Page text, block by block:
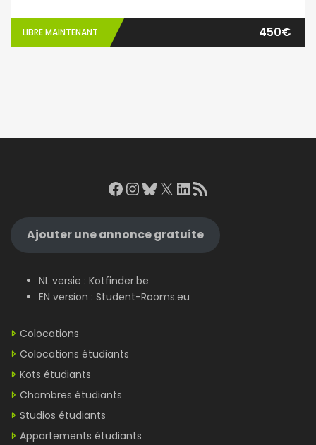
LIBRE MAINTENANT 450€
Facebook
Instagram
Bluesky
X LinkedIn
RSS Feed
Ajouter une annonce gratuite
NL versie : Kotfinder.be
EN version : Student-Rooms.eu
Colocations
Colocations étudiants
Kots étudiants
Chambres étudiants
Studios étudiants
Appartements étudiants